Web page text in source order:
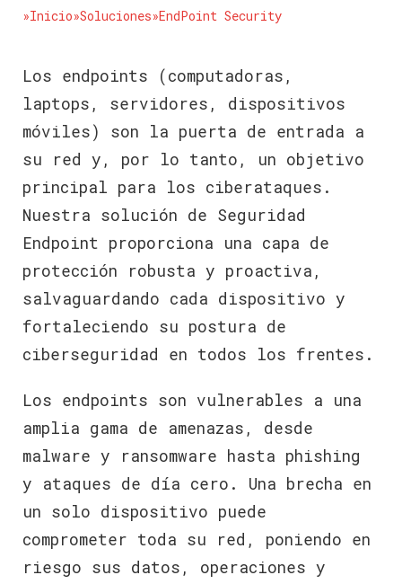
»Inicio»Soluciones»EndPoint Security
Los endpoints (computadoras,
laptops, servidores, dispositivos
móviles) son la puerta de entrada a
su red y, por lo tanto, un objetivo
principal para los ciberataques.
Nuestra solución de Seguridad
Endpoint proporciona una capa de
protección robusta y proactiva,
salvaguardando cada dispositivo y
fortaleciendo su postura de
ciberseguridad en todos los frentes.
Los endpoints son vulnerables a una
amplia gama de amenazas, desde
malware y ransomware hasta phishing
y ataques de día cero. Una brecha en
un solo dispositivo puede
comprometer toda su red, poniendo en
riesgo sus datos, operaciones y